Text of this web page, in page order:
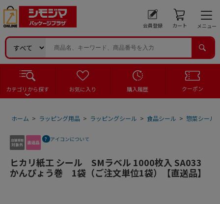
会員登録 カート メニュー
カテゴリから探す お気に入り 購入履歴 クーポン
ホーム > ラッピング用品 > ラッピングシール > 食品シール > 惣菜シール
アイコンについて
ヒカリ紙工 シール SMラベル 1000枚入 SA033
かんぴょう巻 1袋（ご注文単位1袋）【直送品】